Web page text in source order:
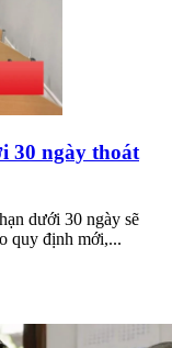
30 ngày thoát
dưới 30 ngày sẽ
quy định mới,...